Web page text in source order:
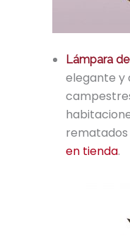
Lámpara
elegante y
en tienda.